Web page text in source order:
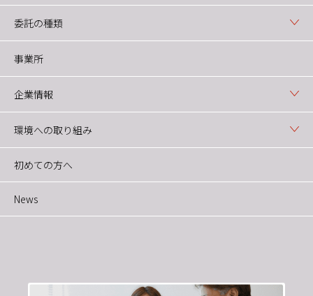
委託の種類
事業所
企業情報
環境への取り組み
初めての方へ
News